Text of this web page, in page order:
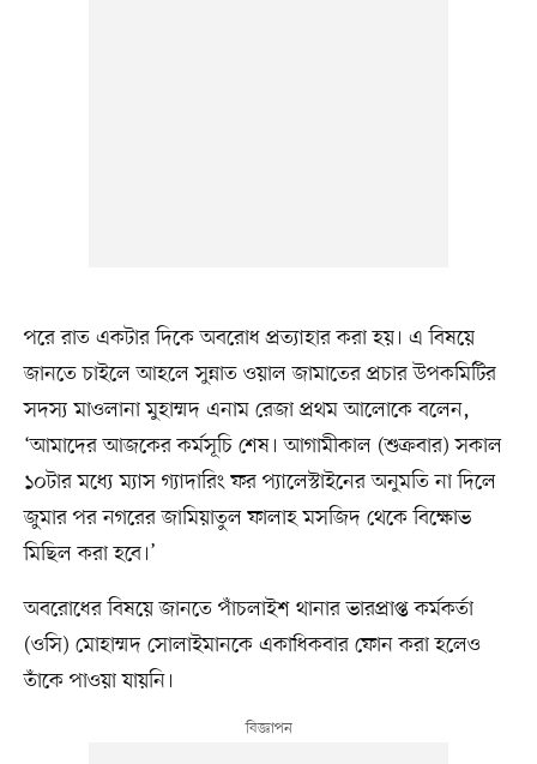
পরে রাত একটার দিকে অবরোধ প্রত্যাহার করা হয়। এ বিষয়ে
জানতে চাইলে আহলে সুন্নাত ওয়াল জামাতের প্রচার উপকমিটির
সদস্য মাওলানা মুহাম্মদ এনাম রেজা প্রথম আলোকে বলেন,
‘আমাদের আজকের কর্মসূচি শেষ। আগামীকাল (শুক্রবার) সকাল
১০টার মধ্যে ম্যাস গ্যাদারিং ফর প্যালেস্টাইনের অনুমতি না দিলে
জুমার পর নগরের জামিয়াতুল ফালাহ মসজিদ থেকে বিক্ষোভ
মিছিল করা হবে।’
অবরোধের বিষয়ে জানতে পাঁচলাইশ থানার ভারপ্রাপ্ত কর্মকর্তা
(ওসি) মোহাম্মদ সোলাইমানকে একাধিকবার ফোন করা হলেও
তাঁকে পাওয়া যায়নি।